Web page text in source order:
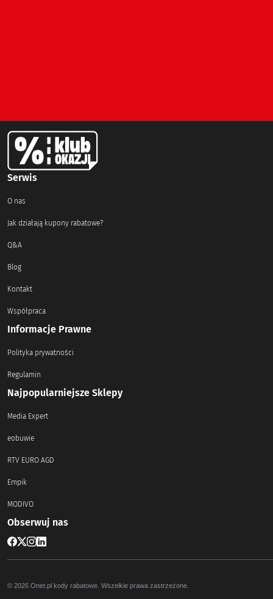
Serwis
O nas
Jak działają kupony rabatowe?
Q&A
Blog
Kontakt
Współpraca
Informacje Prawne
Polityka prywatności
Regulamin
Najpopularniejsze Sklepy
Media Expert
eobuwie
RTV EURO AGD
Empik
MODIVO
Obserwuj nas
© 2026 Onet.pl kody rabatowe. Wszelkie prawa zastrzeżone.